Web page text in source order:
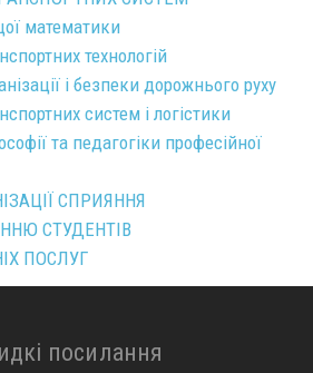
математики
технологій
і безпеки дорожнього руху
систем і логістики
та педагогіки професійної
СПРИЯННЯ
СТУДЕНТІВ
ПОСЛУГ
посилання